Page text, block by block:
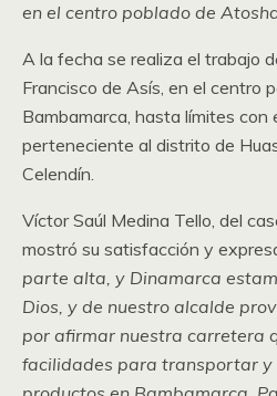
en el centro poblado de
A la fecha se realiza el trabajo
Francisco de Asís, en el centro
Bambamarca, hasta límites con
perteneciente al distrito de
Celendín.
Víctor Saúl Medina Tello, del
mostró su satisfacción y
parte alta, y Dinamarca
Dios, y de nuestro alcalde
por afirmar nuestra carretera
facilidades para transportar y